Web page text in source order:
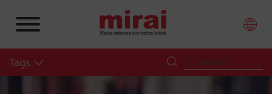
Tags